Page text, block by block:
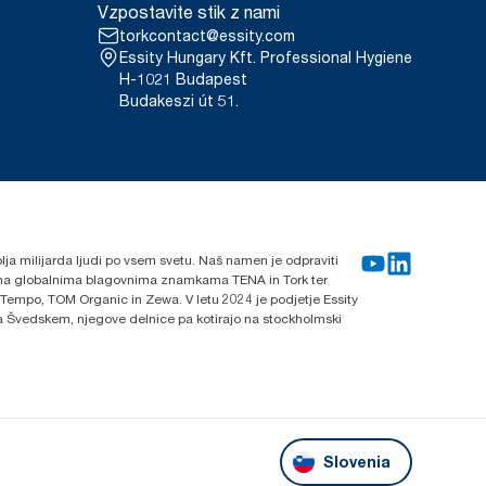
Vzpostavite stik z nami
torkcontact@essity.com
Essity Hungary Kft. Professional Hygiene
H-1021 Budapest
Budakeszi út 51.
milijarda ljudi po vsem svetu. Naš namen je odpraviti
globalnima blagovnima znamkama TENA in Tork ter
TOM Organic in Zewa. V letu 2024 je podjetje Essity
njegove delnice pa kotirajo na stockholmski
Slovenia